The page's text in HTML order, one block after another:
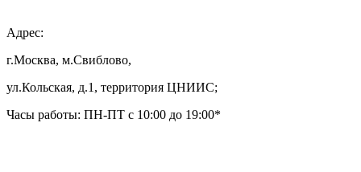
Адрес:
г.Москва, м.Свиблово,
ул.Кольская, д.1, территория ЦНИИС;
Часы работы: ПН-ПТ с 10:00 до 19:00*